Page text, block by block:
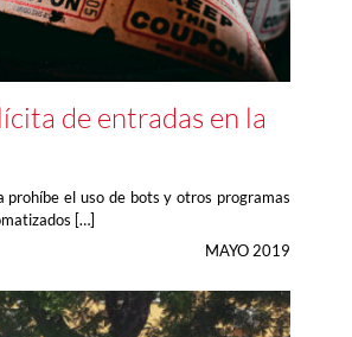
de entradas en la
prohíbe el uso de bots y otros programas
[…]
MAYO 2019